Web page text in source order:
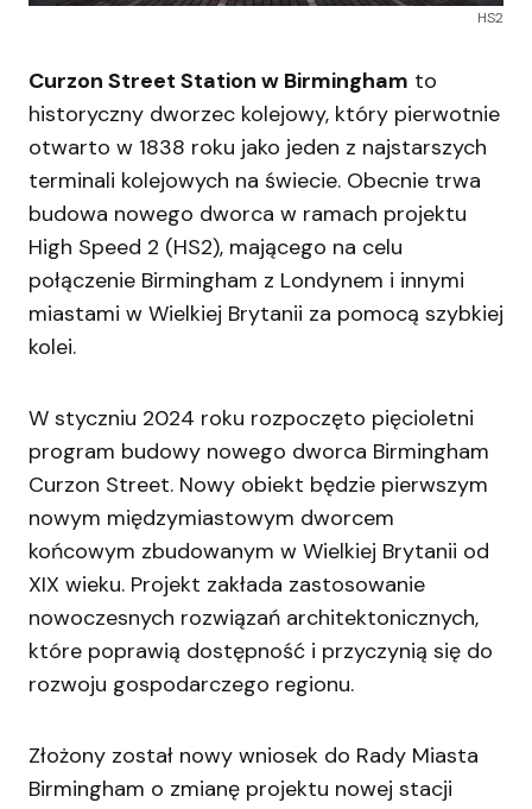
HS2
Curzon Street Station w Birmingham to
historyczny dworzec kolejowy, który pierwotnie
otwarto w 1838 roku jako jeden z najstarszych
terminali kolejowych na świecie. Obecnie trwa
budowa nowego dworca w ramach projektu
High Speed 2 (HS2), mającego na celu
połączenie Birmingham z Londynem i innymi
miastami w Wielkiej Brytanii za pomocą szybkiej
kolei.
W styczniu 2024 roku rozpoczęto pięcioletni
program budowy nowego dworca Birmingham
Curzon Street. Nowy obiekt będzie pierwszym
nowym międzymiastowym dworcem
końcowym zbudowanym w Wielkiej Brytanii od
XIX wieku. Projekt zakłada zastosowanie
nowoczesnych rozwiązań architektonicznych,
które poprawią dostępność i przyczynią się do
rozwoju gospodarczego regionu.
Złożony został nowy wniosek do Rady Miasta
Birmingham o zmianę projektu nowej stacji